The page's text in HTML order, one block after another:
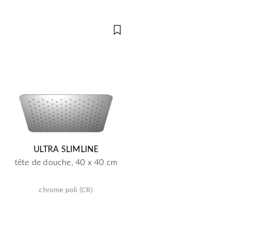
ULTRA SLIMLINE
tête de douche, 40 x 40 cm
chrome poli (CR)